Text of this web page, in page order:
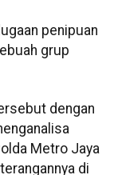
penipuan
grup
dengan
Metro Jaya
di